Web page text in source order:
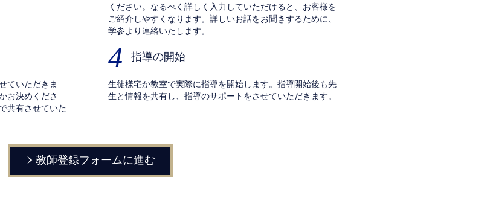
ください。なるべく詳しく入力していただけると、お客様を
ご紹介しやすくなります。詳しいお話をお聞きするために、
学参より連絡いたします。
ていただきま
お決めくださ
共有させていた
4 指導の開始
生徒様宅か教室で実際に指導を開始します。指導開始後も先
生と情報を共有し、指導のサポートをさせていただきます。
教師登録フォームに進む